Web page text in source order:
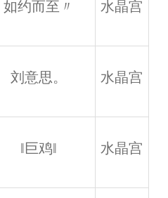
如约而至〃 水晶宫
刘意思。 水晶宫
‖巨鸡‖ 水晶宫